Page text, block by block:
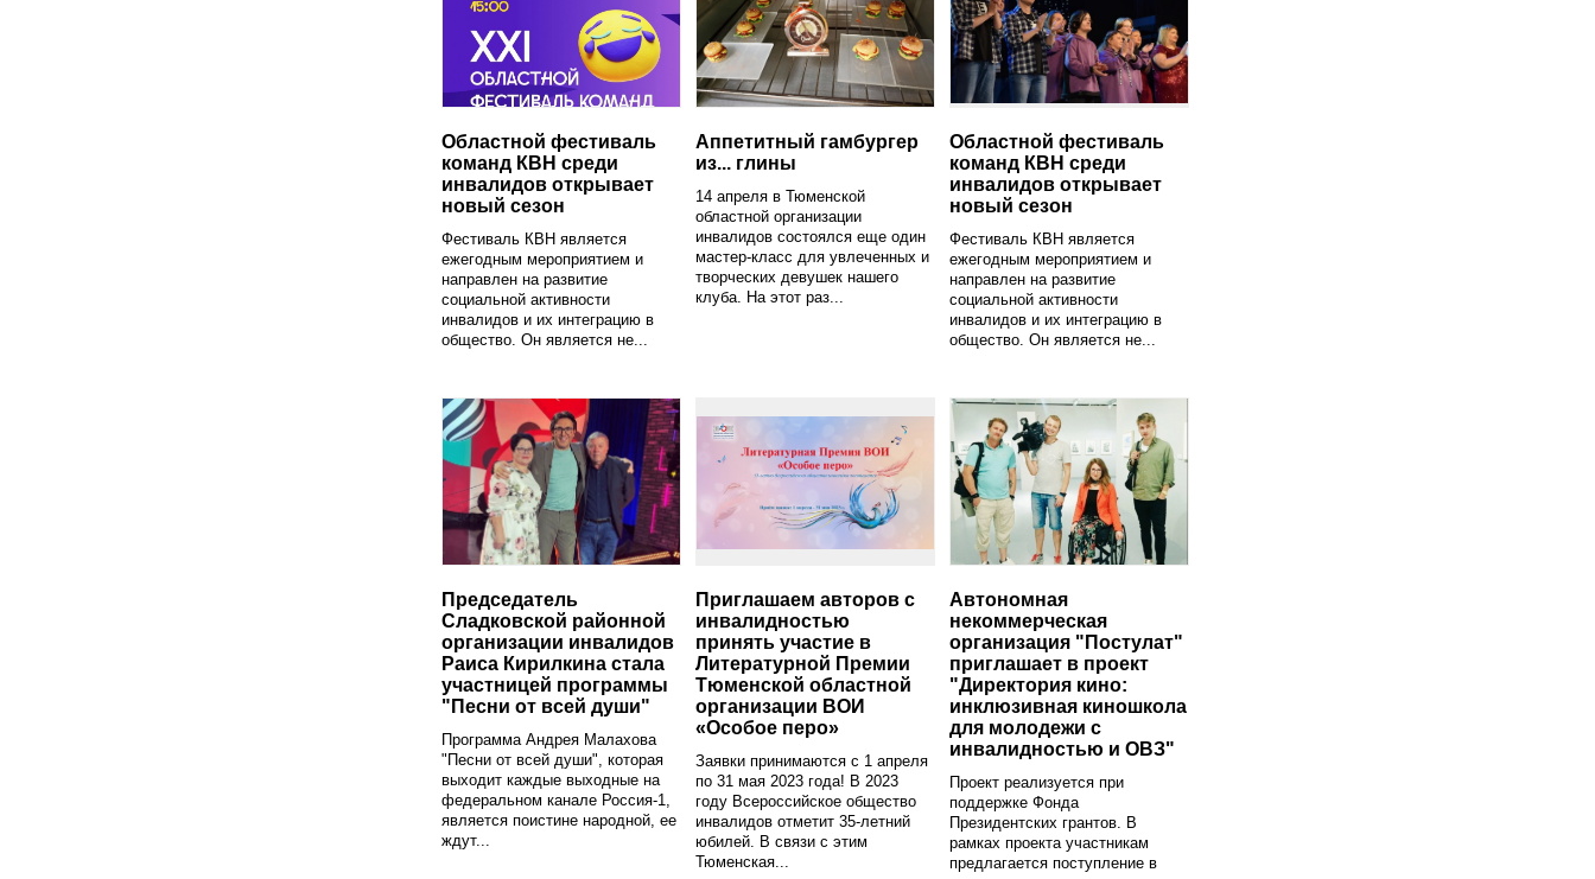
Областной фестиваль
команд КВН среди
инвалидов открывает
новый сезон
Фестиваль КВН является
ежегодным мероприятием и
направлен на развитие
социальной активности
инвалидов и их интеграцию в
общество. Он является не...
Аппетитный гамбургер
из... глины
14 апреля в Тюменской
областной организации
инвалидов состоялся еще один
мастер-класс для увлеченных и
творческих девушек нашего
клуба. На этот раз...
Областной фестиваль
команд КВН среди
инвалидов открывает
новый сезон
Фестиваль КВН является
ежегодным мероприятием и
направлен на развитие
социальной активности
инвалидов и их интеграцию в
общество. Он является не...
Председатель
Сладковской районной
организации инвалидов
Раиса Кирилкина стала
участницей программы
"Песни от всей души"
Программа Андрея Малахова
"Песни от всей души", которая
выходит каждые выходные на
федеральном канале Россия-1,
является поистине народной, ее
ждут...
Приглашаем авторов с
инвалидностью
принять участие в
Литературной Премии
Тюменской областной
организации ВОИ
«Особое перо»
Заявки принимаются с 1 апреля
по 31 мая 2023 года! В 2023
году Всероссийское общество
инвалидов отметит 35-летний
юбилей. В связи с этим
Тюменская...
Автономная
некоммерческая
организация "Постулат"
приглашает в проект
"Директория кино:
инклюзивная киношкола
для молодежи с
инвалидностью и ОВЗ"
Проект реализуется при
поддержке Фонда
Президентских грантов. В
рамках проекта участникам
предлагается поступление в